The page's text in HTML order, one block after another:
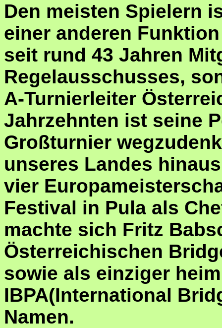
Den meisten Spielern
einer anderen
seit rund 43 Jahren
Regelausschusses,
A-Turnierleiter
Jahrzehnten ist seine
Großturnier
unseres Landes
vier
Festival in Pula als
machte sich Fritz
Österreichischen
sowie als einziger
IBPA(International
Namen.